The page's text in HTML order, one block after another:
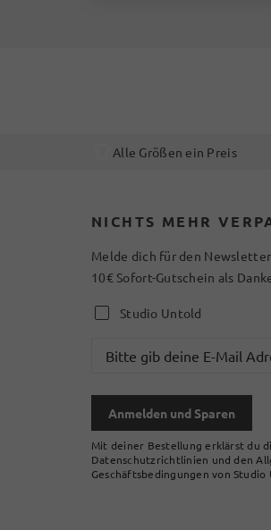
Alle Größen ein Preis
NICHTS MEHR
Melde dich für den
10€ Sofort-Gutschein als
Studio Untold
Anmelden und Sparen
Mit deiner Bestellung erklärst du
Datenschutzrichtlinien und den
Geschäftsbedingungen von